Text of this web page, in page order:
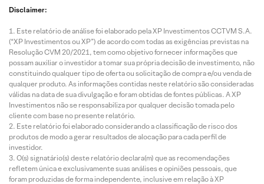
Disclaimer:
Este relatório de análise foi elaborado pela XP Investimentos CCTVM S.A.
(“XP Investimentos ou XP”) de acordo com todas as exigências previstas na
Resolução CVM 20/2021, tem como objetivo fornecer informações que
possam auxiliar o investidor a tomar sua própria decisão de investimento, não
constituindo qualquer tipo de oferta ou solicitação de compra e/ou venda de
qualquer produto. As informações contidas neste relatório são consideradas
válidas na data de sua divulgação e foram obtidas de fontes públicas. A XP
Investimentos não se responsabiliza por qualquer decisão tomada pelo
cliente com base no presente relatório.
Este relatório foi elaborado considerando a classificação de risco dos
produtos de modo a gerar resultados de alocação para cada perfil de
investidor.
O(s) signatário(s) deste relatório declara(m) que as recomendações
refletem única e exclusivamente suas análises e opiniões pessoais, que
foram produzidas de forma independente, inclusive em relação à XP